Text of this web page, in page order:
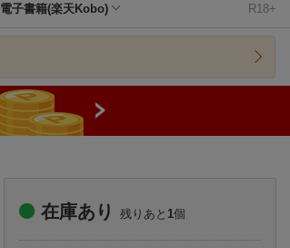
楽天チケット
エンタメニュース
電子書籍(楽天Kobo) R18+
在庫あり 残りあと 1個